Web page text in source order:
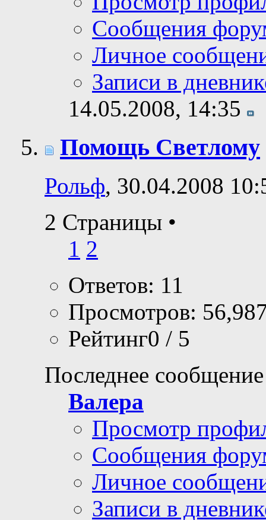
Сообщения
Личное
Записи в
14.05.2008, 14:35
Помощь Светлому
Рольф, 30.04.2008
2 Страницы •
1 2
Ответов: 11
Просмотров:
Рейтинг0 / 5
Последнее
Валера
Просмотр
Сообщения
Личное
Записи в